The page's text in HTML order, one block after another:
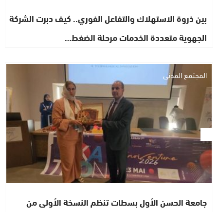
بين ذروة الاستهلاك والتفاعل الفوري.. كيف دبرت الشركة
الجهوية متعددة الخدمات مرحلة الضغط…
المجتمع المدني
جامعة الحسن الأول بسطات تنظم النسخة الأولى من